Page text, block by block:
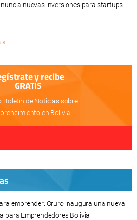
nuevas inversiones para startups
»
y recibe
GRATIS
Boletín de Noticias sobre
en Bolivia!
emprender: Oruro inaugura una nueva
para Emprendedores Bolivia